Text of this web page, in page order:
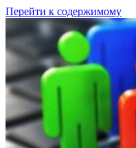
Перейти к содержимому